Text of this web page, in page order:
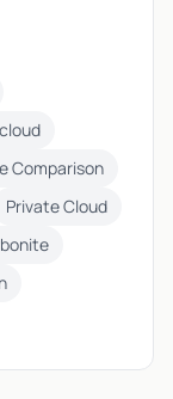
Comparison
Private Cloud